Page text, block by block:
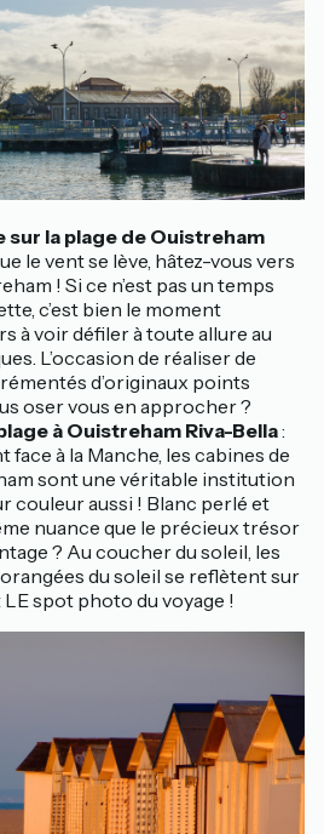
sur la plage de Ouistreham
le vent se lève, hâtez-vous vers
! Si ce n’est pas un temps
c’est bien le moment
à voir défiler à toute allure au
L’occasion de réaliser de
d’originaux points
oser vous en approcher ?
à Ouistreham Riva-Bella:
à la Manche, les cabines de
sont une véritable institution
couleur aussi ! Blanc perlé et
nuance que le précieux trésor
? Au coucher du soleil, les
du soleil se reflètent sur
LE spot photo du voyage !